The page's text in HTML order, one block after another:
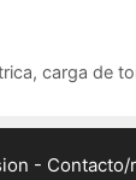
, carga de
-